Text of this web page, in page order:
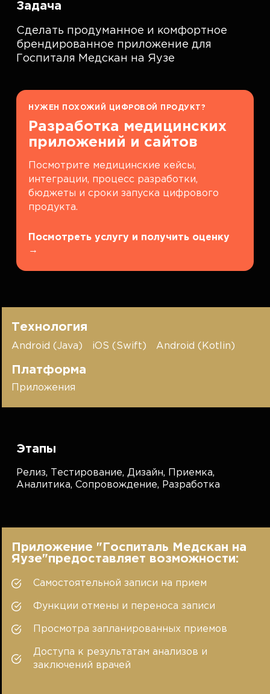
Задача
Сделать продуманное и комфортное
брендированное приложение для
Госпиталя Медскан на Яузе
НУЖЕН ПОХОЖИЙ ЦИФРОВОЙ ПРОДУКТ?
Разработка медицинских
приложений и сайтов
Посмотрите медицинские кейсы,
интеграции, процесс разработки,
бюджеты и сроки запуска цифрового
продукта.
Посмотреть услугу и получить оценку
→
Технология
Android (Java) iOS (Swift) Android (Kotlin)
Платформа
Приложения
Этапы
Релиз, Тестирование,Дизайн,
Приемка,
Аналитика,Сопровождение, Разработка
Приложение "Госпиталь Медскан на
Яузе"предоставляет возможности:
Самостоятельной записи на прием
Функции отмены и переноса записи
Просмотра запланированных приемов
Доступа к результатам анализов и
заключений врачей